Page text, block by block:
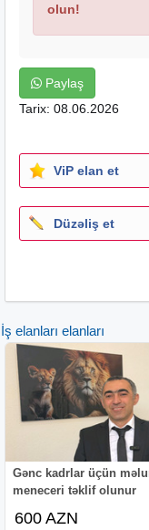
olun!
Paylaş
Tarix: 08.06.2026
ViP elan et
Düzəliş et
İş elanları elanları
Gənc kadrlar üçün
meneceri təklif olunur
600 AZN